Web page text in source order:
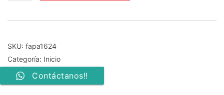
alimentacion
psc10301a
L37V10E
cantidad
SKU: fapa1624
Categoría: Inicio
Contáctanos!!